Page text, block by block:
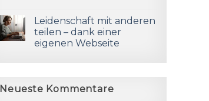
Leidenschaft mit anderen
teilen – dank einer
eigenen Webseite
Neueste Kommentare